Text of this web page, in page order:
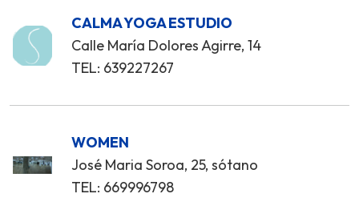
CALMA YOGA ESTUDIO
Calle María Dolores Agirre, 14
TEL: 639227267
WOMEN
José Maria Soroa, 25, sótano
TEL: 669996798